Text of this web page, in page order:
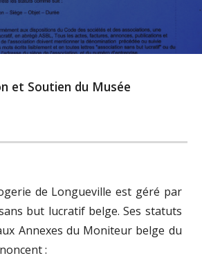
et Soutien du Musée
de Longueville est géré par
but lucratif belge. Ses statuts
Annexes du Moniteur belge du
: